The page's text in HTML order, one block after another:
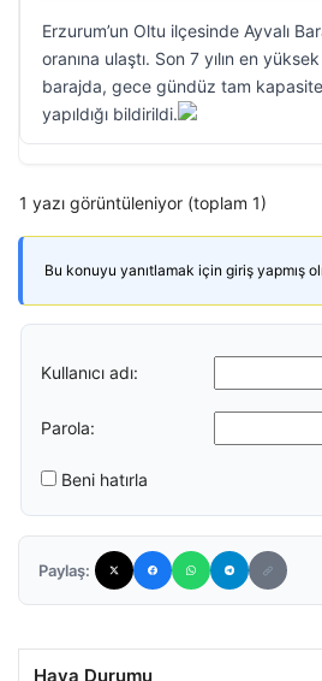
Erzurum’un Oltu ilçesinde Ayvalı
oranına ulaştı. Son 7 yılın en
barajda, gece gündüz tam
yapıldığı bildirildi.
1 yazı görüntüleniyor (toplam 1)
Bu konuyu yanıtlamak için giriş yapmış
Kullanıcı adı:
Parola:
Beni hatırla
Paylaş:
Hava Durumu